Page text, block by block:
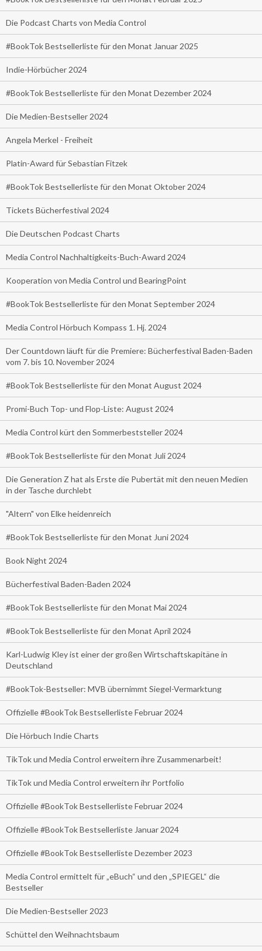
Die Podcast Charts von Media Control
#BookTok Bestsellerliste für den Monat Januar 2025
Indie-Hörbücher 2024
#BookTok Bestsellerliste für den Monat Dezember 2024
Die Medien-Bestseller 2024
Angela Merkel - Freiheit
Platin-Award für Sebastian Fitzek
#BookTok Bestsellerliste für den Monat Oktober 2024
Tickets Bücherfestival 2024
Die Deutschen Podcast Charts
Media Control Nachhaltigkeits-Buch-Award 2024
Kooperation von Media Control und BearingPoint
#BookTok Bestsellerliste für den Monat September 2024
Media Control Hörbuch Kompass 1. Hj. 2024
Der Countdown läuft für die Premiere: Bücherfestival Baden-Baden
vom 7. bis 10. November 2024
#BookTok Bestsellerliste für den Monat August 2024
Promi-Buch Top- und Flop-Liste: August 2024
Media Control kürt den Sommerbeststeller 2024
#BookTok Bestsellerliste für den Monat Juli 2024
Die Generation Z hat als Erste die Pubertät mit den neuen Medien
in der Tasche durchlebt
"Altern" von Elke heidenreich
#BookTok Bestsellerliste für den Monat Juni 2024
Book Night 2024
Bücherfestival Baden-Baden 2024
#BookTok Bestsellerliste für den Monat Mai 2024
#BookTok Bestsellerliste für den Monat April 2024
Karl-Ludwig Kley ist einer der großen Wirtschaftskapitäne in
Deutschland
#BookTok-Bestseller: MVB übernimmt Siegel-Vermarktung
Offizielle #BookTok Bestsellerliste Februar 2024
Die Hörbuch Indie Charts
TikTok und Media Control erweitern ihre Zusammenarbeit!
TikTok und Media Control erweitern ihr Portfolio
Offizielle #BookTok Bestsellerliste Februar 2024
Offizielle #BookTok Bestsellerliste Januar 2024
Offizielle #BookTok Bestsellerliste Dezember 2023
Media Control ermittelt für „eBuch“ und den „SPIEGEL“ die
Bestseller
Die Medien-Bestseller 2023
Schüttel den Weihnachtsbaum